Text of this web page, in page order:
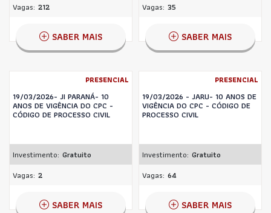
Vagas: 212
SABER MAIS
Vagas: 35
SABER MAIS
PRESENCIAL
19/03/2026- JI PARANÁ- 10
ANOS DE VIGÊNCIA DO CPC -
CÓDIGO DE PROCESSO CIVIL
Investimento: Gratuito
Vagas: 2
SABER MAIS
PRESENCIAL
19/03/2026 - JARU- 10 ANOS DE
VIGÊNCIA DO CPC - CÓDIGO DE
PROCESSO CIVIL
Investimento: Gratuito
Vagas: 64
SABER MAIS